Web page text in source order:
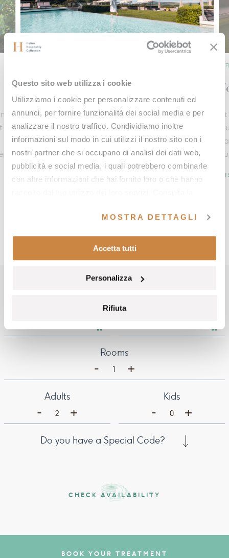
Questo sito web utilizza i cookie
Utilizziamo i cookie per personalizzare contenuti ed
annunci, per fornire funzionalità dei social media e per
analizzare il nostro traffico. Condividiamo inoltre
informazioni sul modo in cui utilizzi il nostro sito con i
nostri partner che si occupano di analisi dei dati web,
pubblicità e social media, i quali potrebbero combinarle
con altre informazioni che hai fornito loro o che hanno
MOSTRA DETTAGLI
Accetta tutti
Personalizza
Rifiuta
of
Your Wellness Calendar
At Fonteverde wellbeing is a three-dimensional
journey spanning the whole year, to restore
balance, reducing stress and improving your daily
quality of life.
DISCOVER MORE
BOOK YOUR STAY
Rooms
- +
Adults
2
- +
Kids
0
- +
Do you have a Special Code?
CHECK AVAILABILITY
BOOK YOUR TREATMENT